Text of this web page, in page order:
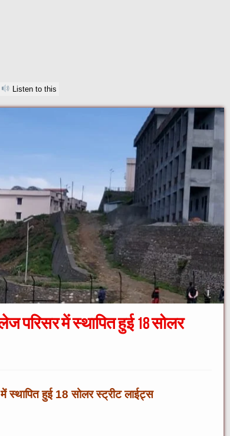
Listen to this
परिसर में स्थापित हुई 18 सोलर
हुई 18 सोलर स्ट्रीट लाईट्स